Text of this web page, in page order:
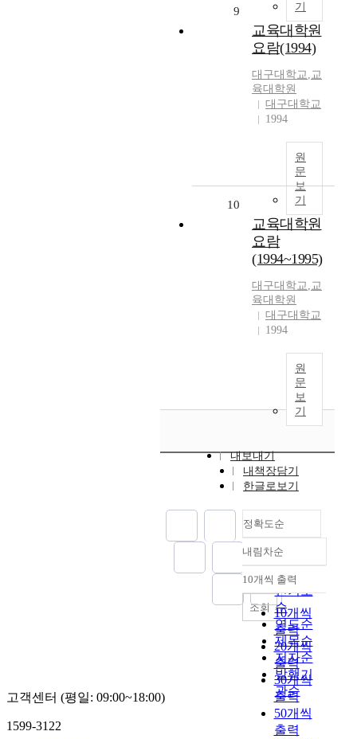
기
9
교육대학원
요람(1994)
대구대학교,교
육대학원
대구대학교
1994
원
문
보
기
10
교육대학원
요람
(1994~1995)
대구대학교,교
육대학원
대구대학교
1994
원
문
보
기
내보내기
내책장담기
한글로보기
정확도순
정확도
순
인기도
순
연도순
제목순
저자순
발행기
관순
내림차순
내림차순
10개씩 출력
10개씩
출력
20개씩
출력
30개씩
출력
50개씩
출력
조회
고객센터 (평일: 09:00~18:00)
1599-3122